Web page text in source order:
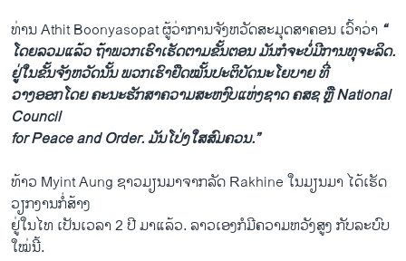
ທ່ານ Athit Boonyasopat ​ຜູ້​ວ່າການ​ຈັງຫວັດ​ສະມຸດ​ສາຄອນ ​ເວົ້າວ່າ “​
ໂດຍ​ລວມ​ແລ້ວ ຖ້າ​ພວກ​ເຮົາ​ເຮັດ​ຕາມ​ຂັ້ນ​ຕອນ ມັນ​ກໍຈະ​ບໍ່​ມີ​ການ​ທຸ​ຈະລິດ.
ຢູ່​ໃນ​ຂັ້ນຈັງຫວັດ​ນັ້ນ ພວກ​ເຮົາ​ຢຶດໝັ້ນປະຕິບັດນະ​ໂຍບາຍ ທີ່​
ວາງ​ອອກໂດຍ ຄະນະ​ຮັກສາ​ຄວາມ​ສະຫງົບ​ແຫ່ງ​ຊາດ ຄສຊ ຫຼື National
Council
for Peace and Order. ​ມັນ​ໂປ່​ງໃສ​ສົມຄວນ​.”
ທ້າວ Myint Aung ຊາວມຽນມາຈາກລັດ Rakhine ​ໃນ​ມຽນມາ ໄດ້ເຮັດ
ວຽກງານກໍ່ສ້າງ
ຢູ່ໃນໄທ ເປັນເວລາ 2 ປີ ມາແລ້ວ. ລາວ​ເອງ​ກໍມີຄວາມຫວັງສູງ ກັບລະບົບ
ໃໝ່ນີ້.